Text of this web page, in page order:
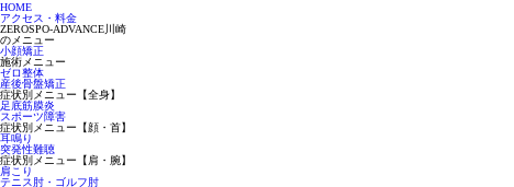
HOME
アクセス・料金
ZEROSPO-ADVANCE川崎
のメニュー
小顔矯正
施術メニュー
ゼロ整体
産後骨盤矯正
症状別メニュー【全身】
足底筋膜炎
スポーツ障害
症状別メニュー【顔・首】
耳鳴り
突発性難聴
症状別メニュー【肩・腕】
肩こり
テニス肘・ゴルフ肘